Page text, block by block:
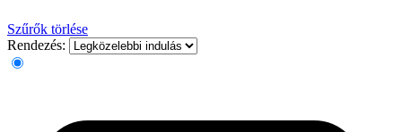
Szűrők törlése
Rendezés: